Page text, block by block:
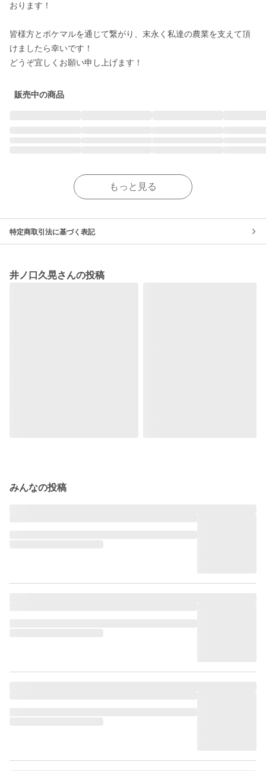
おります！
皆様方とポケマルを通じて繋がり、末永く私達の農業を支えて頂
けましたら幸いです！
どうぞ宜しくお願い申し上げます！
販売中の商品
もっと見る
特定商取引法に基づく表記
井ノ口久晃さんの投稿
みんなの投稿